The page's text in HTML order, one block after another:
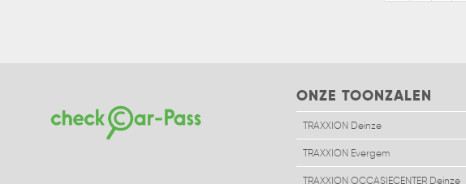
ONZE TOONZALEN
TRAXXION Deinze
TRAXXION Evergem
TRAXXION OCCASIECENTER Deinze